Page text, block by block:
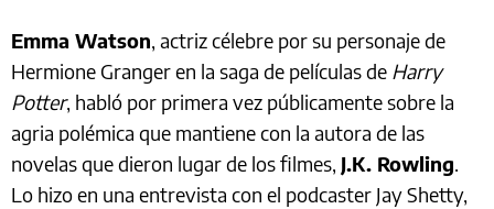
Emma Watson, actriz célebre por su personaje de
Hermione Granger en la saga de películas de Harry
Potter, habló por primera vez públicamente sobre la
agria polémica que mantiene con la autora de las
novelas que dieron lugar de los filmes, J.K. Rowling.
Lo hizo en una entrevista con el podcaster Jay Shetty,